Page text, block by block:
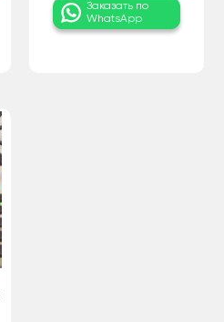
Заказать по
WhatsApp